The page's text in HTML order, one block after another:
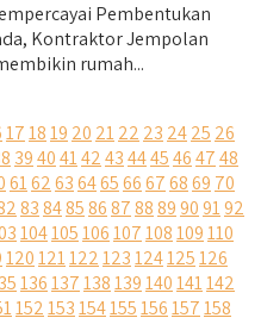
Pembentukan
Kontraktor Jempolan
rumah...
171819 20 2122 23 2425 26
39404142434445464748
616263646566676869 70
83848586878889909192
104105106107108109110
120121122123124125126
136137138139140141142
152153154155156157158